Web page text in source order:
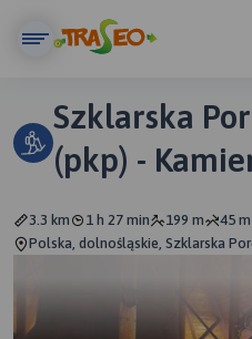
Szklarska
(pkp) -
3.3 km 1 h 27 min 199 m
45 m
Polska, dolnośląskie, Szklarska